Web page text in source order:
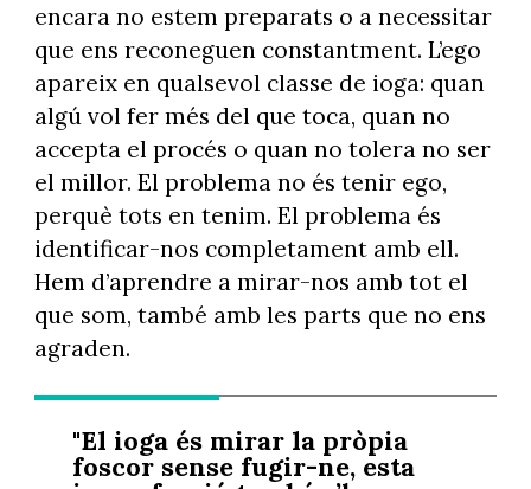
encara no estem preparats o a necessitar
que ens reconeguen constantment. L’ego
apareix en qualsevol classe de ioga: quan
algú vol fer més del que toca, quan no
accepta el procés o quan no tolera no ser
el millor. El problema no és tenir ego,
perquè tots en tenim. El problema és
identificar-nos completament amb ell.
Hem d’aprendre a mirar-nos amb tot el
que som, també amb les parts que no ens
agraden.
"El ioga és mirar la pròpia
foscor sense fugir-ne, esta